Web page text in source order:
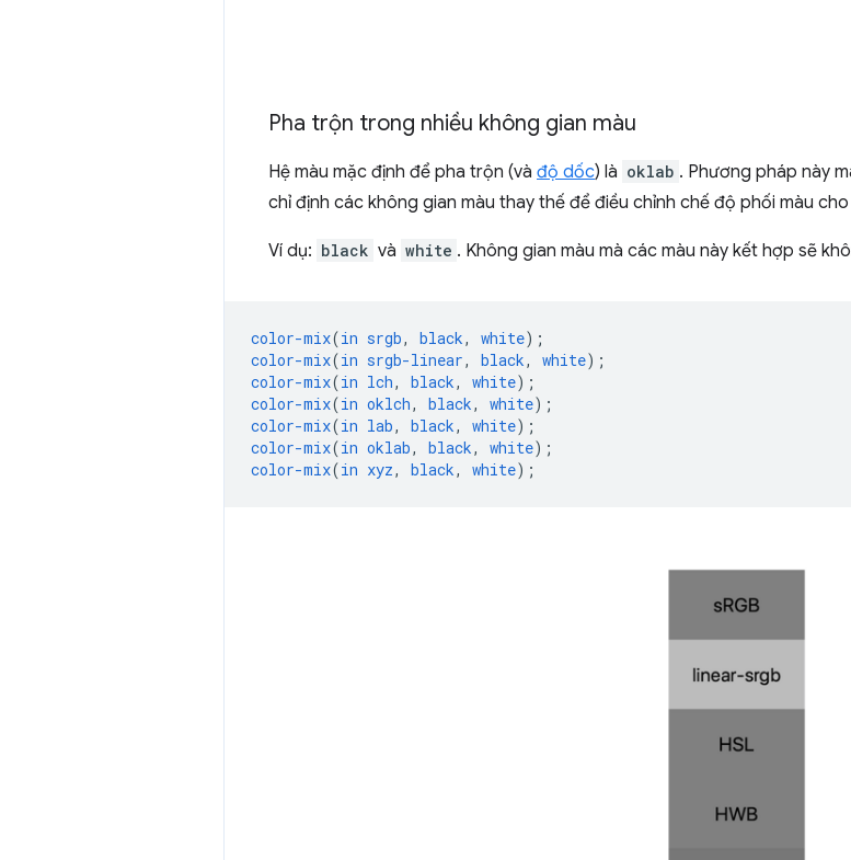
Pha trộn trong nhiều không gian màu
Hệ màu mặc định để pha trộn (và độ dốc) là oklab . Phương pháp này
chỉ định các không gian màu thay thế để điều chỉnh chế độ phối màu
Ví dụ: black và white . Không gian màu mà các màu này kết hợp sẽ
color-mix(in srgb, black, white);
color-mix(in srgb-linear, black, white);
color-mix(in lch, black, white);
color-mix(in oklch, black, white);
color-mix(in lab, black, white);
color-mix(in oklab, black, white);
color-mix(in xyz, black, white);